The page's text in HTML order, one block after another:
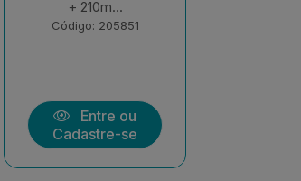
Código: 199364
Entre ou
Cadastre-se